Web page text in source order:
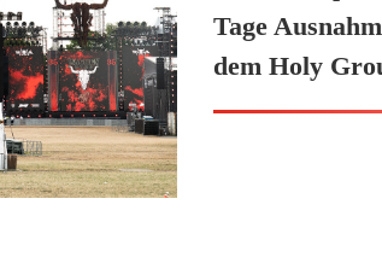
Tage
dem Holy